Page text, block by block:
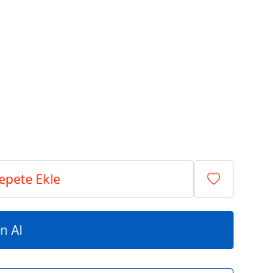
Ekle
Al